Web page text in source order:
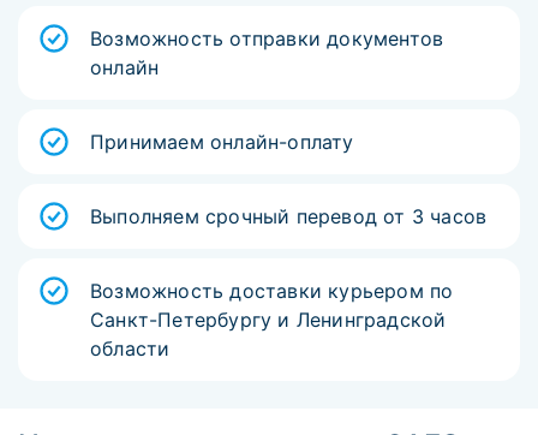
Возможность отправки документов
онлайн
Принимаем онлайн-оплату
Выполняем срочный перевод от 3 часов
Возможность доставки курьером по
Санкт-Петербургу и Ленинградской
области